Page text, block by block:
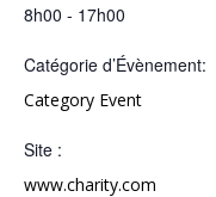
8h00 - 17h00
Catégorie d’Évènement:
Category Event
Site :
www.charity.com